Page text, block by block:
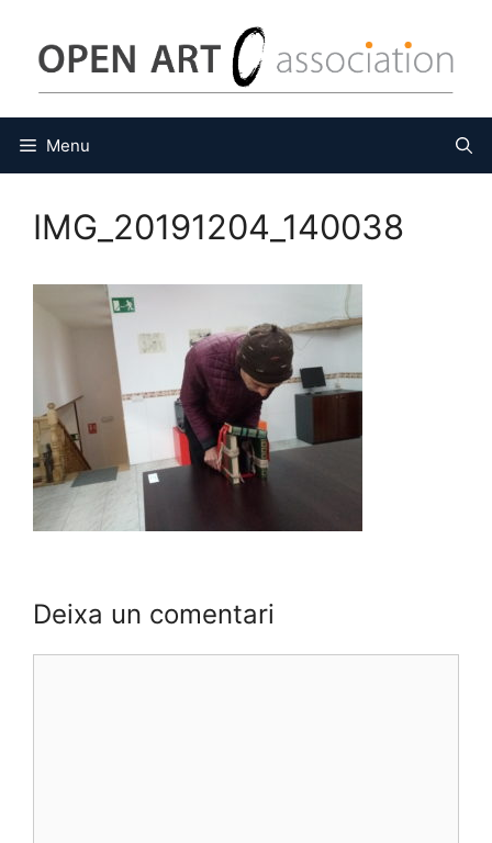
contingut
Menu
IMG_20191204_140038
Deixa un comentari